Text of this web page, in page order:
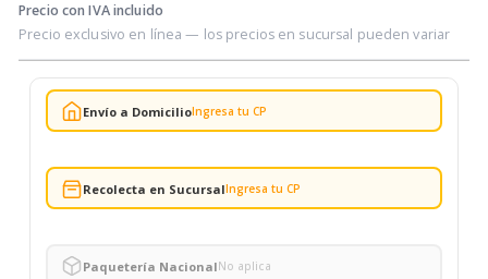
Precio con IVA incluido
Precio exclusivo en línea — los precios en sucursal pueden variar
Envío a DomicilioIngresa tu CP
Recolecta en SucursalIngresa tu CP
Paquetería NacionalNo aplica